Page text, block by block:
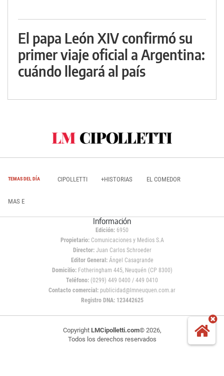
El papa León XIV confirmó su
primer viaje oficial a Argentina:
cuándo llegará al país
TEMAS DEL DÍA CIPOLLETTI +HISTORIAS EL COMEDOR
MAS E
Información
Edición: 6950
Propietario:Comunicaciones y Medios S.A
Director: Juan Carlos Schroeder
Editor General:Ángel Casagrande
Domicilio:Fotheringham 445, Neuquén (CP 8300)
Teléfono: (0299) 449 0400 / 449 0410
Contacto comercial: publicidad@lmneuquen.com.ar
Registro DNA: 123442625
Copyright LMCipolletti.com© 2026,
Todos los derechos reservados